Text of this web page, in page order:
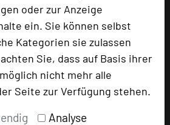
oder zur Anzeige
ein. Sie können selbst
Kategorien sie zulassen
Sie, dass auf Basis ihrer
nicht mehr alle
Seite zur Verfügung stehen.
Analyse
hinzufügen